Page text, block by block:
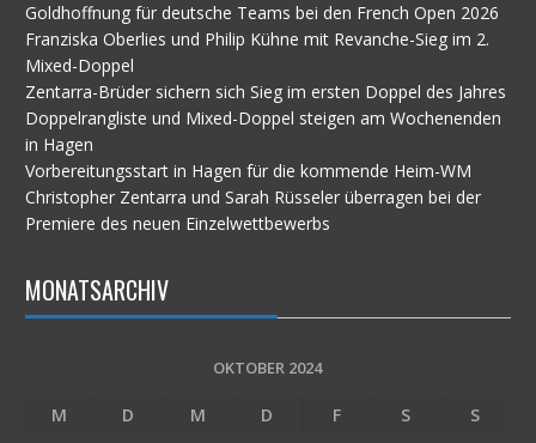
Goldhoffnung für deutsche Teams bei den French Open 2026
Franziska Oberlies und Philip Kühne mit Revanche-Sieg im 2.
Mixed-Doppel
Zentarra-Brüder sichern sich Sieg im ersten Doppel des Jahres
Doppelrangliste und Mixed-Doppel steigen am Wochenenden
in Hagen
Vorbereitungsstart in Hagen für die kommende Heim-WM
Christopher Zentarra und Sarah Rüsseler überragen bei der
Premiere des neuen Einzelwettbewerbs
MONATSARCHIV
OKTOBER 2024
M D M D F S
S